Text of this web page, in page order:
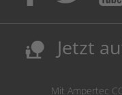
Kosten senken,
nature_people Jetzt
Mit Ampertec